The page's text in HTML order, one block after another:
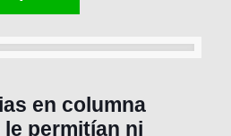
en columna
permitían ni